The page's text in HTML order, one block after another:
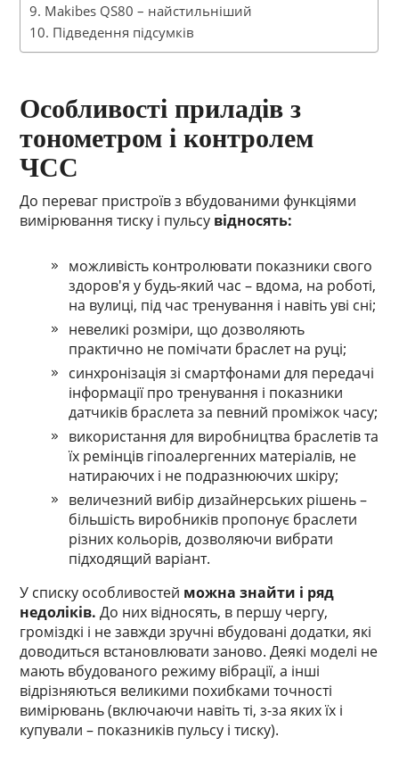
Makibes QS80 – найстильніший
Підведення підсумків
Особливості приладів з
тонометром і контролем
ЧСС
До переваг пристроїв з вбудованими функціями
вимірювання тиску і пульсу відносять:
можливість контролювати показники свого
здоров'я у будь-який час – вдома, на роботі,
на вулиці, під час тренування і навіть уві сні;
невеликі розміри, що дозволяють
практично не помічати браслет на руці;
синхронізація зі смартфонами для передачі
інформації про тренування і показники
датчиків браслета за певний проміжок часу;
використання для виробництва браслетів та
їх ремінців гіпоалергенних матеріалів, не
натираючих і не подразнюючих шкіру;
величезний вибір дизайнерських рішень –
більшість виробників пропонує браслети
різних кольорів, дозволяючи вибрати
підходящий варіант.
У списку особливостей можна знайти і ряд
недоліків.До них відносять, в першу чергу,
громіздкі і не завжди зручні вбудовані додатки, які
доводиться встановлювати заново. Деякі моделі не
мають вбудованого режиму вібрації, а інші
відрізняються великими похибками точності
вимірювань (включаючи навіть ті, з-за яких їх і
купували – показників пульсу і тиску).